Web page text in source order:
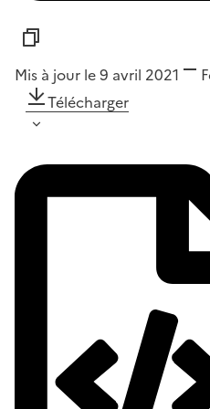
Mis à jour le 9 avril 2021
Télécharger